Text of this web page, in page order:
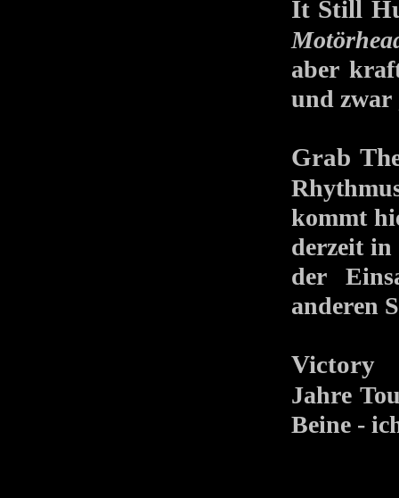
It Still
aber
und zwar
Grab
kommt
derzeit in
der
anderen
Victory
Jahre
Beine -